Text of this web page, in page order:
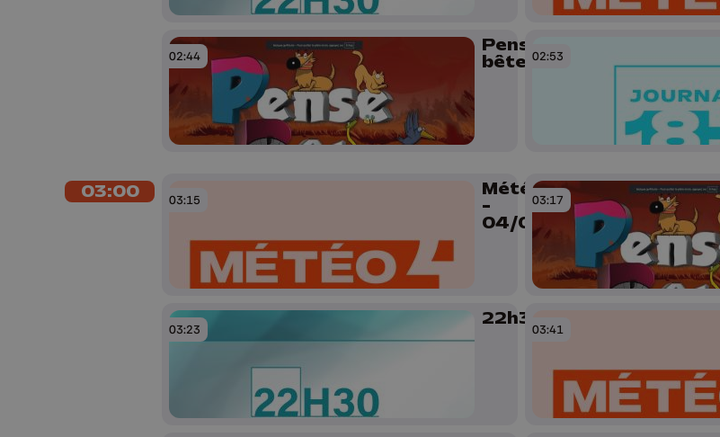
02:44
Pense
bêtes02:53
03:00 03:15
Météo Soir
-
04/06/2026
03:17
03:23
22h30
03:41